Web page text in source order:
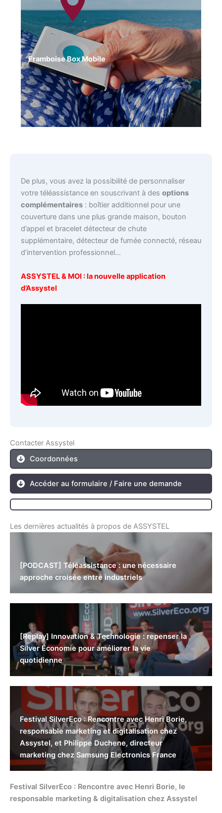
Framboise Box Mobile
De plus, vous avez la possibilité de personnaliser
votre téléassistance en souscrivant à des options
complémentaires: boîtier additionnel pour une
couverture dans une plus grande maison, bouton
d’appel et bracelet détecteur de chute
supplémentaire, détecteur de fumée connecté, réseau
d’intervention professionnel…
ASSYSTEL & MOI : la nouvelle application
d’Assystel
Contacter Assystel
Coordonnées
Accéder au formulaire / Faire une demande
Les dernières actualités à propos de ASSYSTEL
[PODCAST] Téléassistance : une nécessaire
approche croisée entre industriels
[Replay] Innovation & Technologie : repenser la
Silver Économie pour améliorer la vie
quotidienne
Festival SilverEco : Rencontre avec Henri Borie,
responsable marketing et digitalisation chez
Assystel, et Philippe Duchene, directeur
marketing chez Samsung Electronics France
Festival SilverEco : Rencontre avec Henri Borie, le
responsable marketing & digitalisation chez Assystel